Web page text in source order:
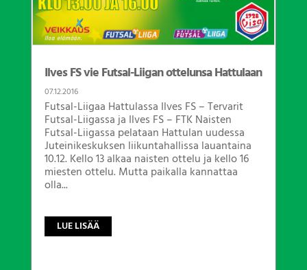
Ilves FS vie Futsal-Liigan ottelunsa Hattulaan
07.12.2016
Futsal-Liigaa Hattulassa Ilves FS – Tervarit
Futsal-Liigassa ja Ilves FS – FTK Naisten
Futsal-Liigassa pelataan Hattulan uudessa
Juteinikeskuksen liikuntahallissa lauantaina
10.12. Kello 13 alkaa naisten ottelu ja kello 16
miesten ottelu. Mutta paikalla kannattaa
olla...
LUE LISÄÄ